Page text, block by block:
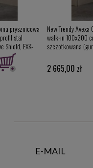
prysznicowa
stal
Shield, EXK-
New Trendy
walk-in 100x200
szczotkowana
2 665,00 zł
E-MAIL